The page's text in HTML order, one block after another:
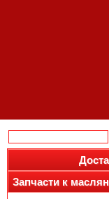
Запчасти к